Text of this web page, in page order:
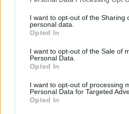
not limited to your visit or usage
grant or deny consent to Google
use your data for below specified
consent section.
I want to opt-out of the Sharing
personal data.
Opted In
I want to opt-out of the Sale of
Personal Data.
Opted In
I want to opt-out of processing
Personal Data for Targeted
Opted In
ELŐZŐ MÉRKŐZÉSEK
Támogatás
Támogasd